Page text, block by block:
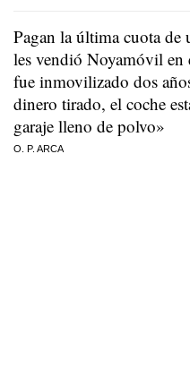
Pagan la última cuota
les vendió Noyamóvil
fue inmovilizado dos
dinero tirado, el coche
garaje lleno de polvo»
O. P. ARCA